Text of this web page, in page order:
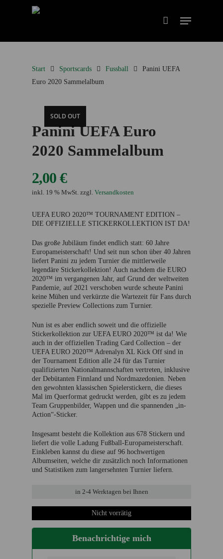
Start Sportscards Fussball
Panini UEFA
Euro 2020 Sammelalbum
SOLD OUT
Panini UEFA Euro
2020 Sammelalbum
2,00 €
inkl. 19 % MwSt. zzgl. Versandkosten
UEFA EURO 2020™ TOURNAMENT EDITION –
DIE OFFIZIELLE STICKERKOLLEKTION IST DA!
Das große Jubiläum findet endlich statt: 60 Jahre
Europameisterschaft! Und seit nun schon über 40 Jahren
liefert Panini zu jedem Turnier die mittlerweile
legendäre Stickerkollektion! Auch nachdem die EURO
2020™ im vergangenen Jahr, auf Grund der weltweiten
Pandemie, auf 2021 verschoben wurde scheute Panini
keine Mühen und verkürzte die Wartezeit für Fans durch
spezielle Preview Collections zum Turnier.
Nun ist es aber endlich soweit und die offizielle
Stickerkollektion zur UEFA EURO 2020™ ist da! Wie
auch in der offiziellen Trading Card Collection – der
UEFA EURO 2020™ Adrenalyn XL Kick Off sind in
der Tournament Edition alle 24 für das Turnier
qualifizierten Nationalmannschaften vertreten, inklusive
der Debütanten Finnland und Nordmazedonien. Neben
den gewohnten klassischen Spielerstickern, die dieses
Mal im Querformat gedruckt werden, gibt es zu jedem
Team Gruppenbilder, Wappen und die spannenden „in-
Action“-Sticker.
Insgesamt besteht die Kollektion aus 678 Stickern und
liefert die volle Ladung Fußball-Europameisterschaft.
Einkleben kannst du diese auf 96 hochwertigen
Albumseiten, welche dir zusätzlich noch Informationen
und Statistiken zum langersehnten Turnier liefern.
in 2-4 Werktagen bei Ihnen
Nicht vorrätig
Benachrichtige mich